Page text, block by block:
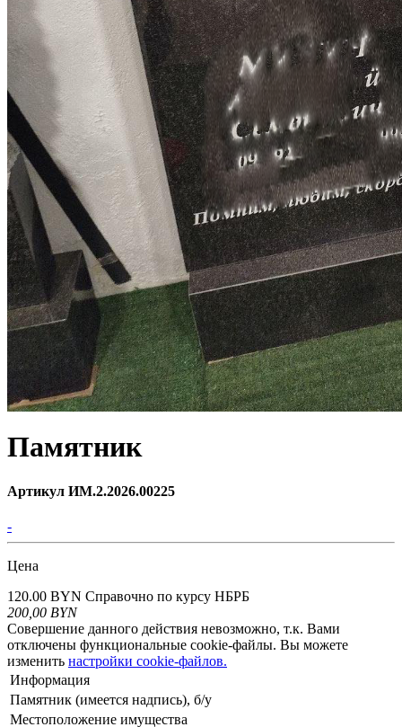
Памятник
Артикул ИМ.2.2026.00225
-
Цена
120.00 BYN Справочно по курсу НБРБ
200,00 BYN
Совершение данного действия невозможно, т.к. Вами
отключены функциональные cookie-файлы. Вы можете
изменить настройки cookie-файлов.
Информация
Памятник (имеется надпись), б/у
Местоположение имущества